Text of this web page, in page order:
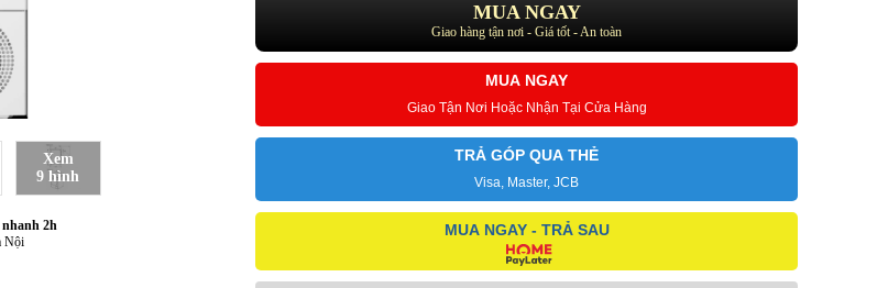
Xem
9 hình
2h
Nội
MUA NGAY
Giao hàng tận nơi - Giá tốt - An toàn
MUA NGAY
Giao Tận Nơi Hoặc Nhận Tại Cửa Hàng
TRẢ GÓP QUA THẺ
Visa, Master, JCB
MUA NGAY - TRẢ SAU